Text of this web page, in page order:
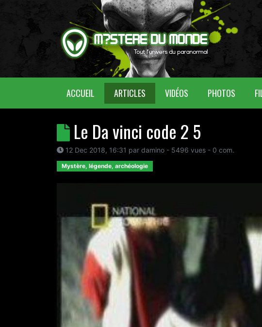
ACCUEIL (CURRENT)ARTICLES VIDÉOS PHOTOS
Le Da vinci code 2 5
12 Dec 2018, 16:31 par damino - 5496 vues - 0 com.
Mystère, légende, archéologie